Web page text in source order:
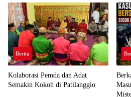
Berita
Kolaborasi Pemda dan Adat
Semakin Kokoh di Patilanggio